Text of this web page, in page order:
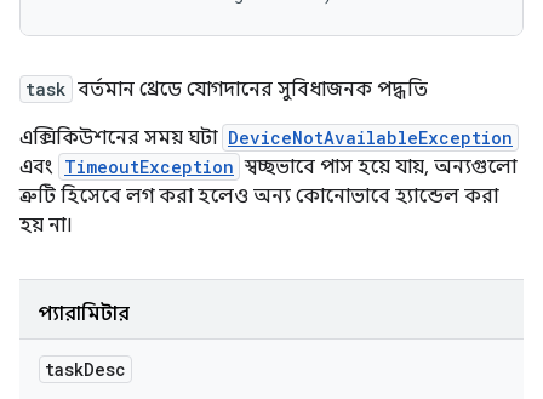
task বর্তমান থ্রেডে যোগদানের সুবিধাজনক পদ্ধতি
এক্সিকিউশনের সময় ঘটা DeviceNotAvailableException
এবং TimeoutException স্বচ্ছভাবে পাস হয়ে যায়, অন্যগুলো
ত্রুটি হিসেবে লগ করা হলেও অন্য কোনোভাবে হ্যান্ডেল করা
হয় না।
প্যারামিটার
taskDesc